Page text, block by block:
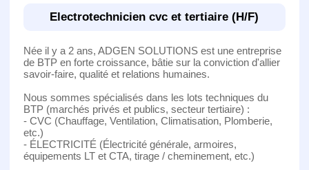
Electrotechnicien cvc et tertiaire (H/F)
Née il y a 2 ans, ADGEN SOLUTIONS est une entreprise
de BTP en forte croissance, bâtie sur la conviction d'allier
savoir-faire, qualité et relations humaines.
Nous sommes spécialisés dans les lots techniques du
BTP (marchés privés et publics, secteur tertiaire) :
- CVC (Chauffage, Ventilation, Climatisation, Plomberie,
etc.)
- ÉLECTRICITÉ (Électricité générale, armoires,
équipements LT et CTA, tirage / cheminement, etc.)